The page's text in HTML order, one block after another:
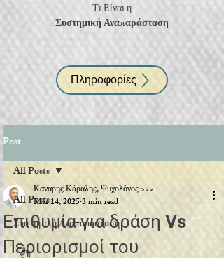
Τι Είναι η
Συστημική Αναπαράσταση
Πληροφορίες
Post
All Posts
Συστημική Αναπαράσταση
All Posts
Επιθυμία για δράση Vs
Περιορισμοί του
Κανάρης Κάραλης, Ψυχολόγος >>>
Mar 14, 20253 min read